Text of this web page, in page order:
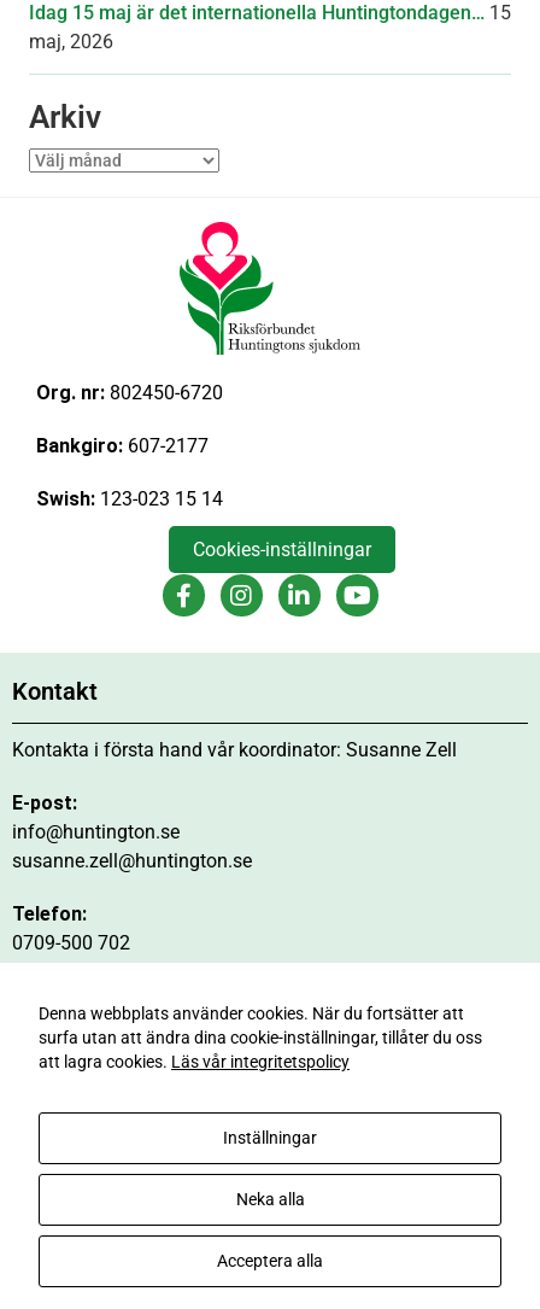
Idag 15 maj är det internationella Huntingtondagen… 15
maj, 2026
Arkiv
Arkiv
Org. nr: 802450-6720
Bankgiro: 607-2177
Swish: 123-023 15 14
Cookies-inställningar
RHS FacebookRHS InstagramRHS LinkedInRHS Youtube
Kontakt
Kontakta i första hand vår koordinator: Susanne Zell
E-post:
info@huntington.se
susanne.zell@huntington.se
Telefon:
0709-500 702
Mån - Tis 10:00- 16:00
Adress:
Riksförbundet Huntingtons sjukdom,
Videgatan 5, 543 32 Tibro
© 2026 RHS Riksförbundet Huntingtons Sjukdom.
|info@huntington.se
Denna webbplats använder cookies. När du fortsätter att
surfa utan att ändra dina cookie-inställningar, tillåter du oss
att lagra cookies. Läs vår integritetspolicy
Inställningar
Neka alla
Acceptera alla